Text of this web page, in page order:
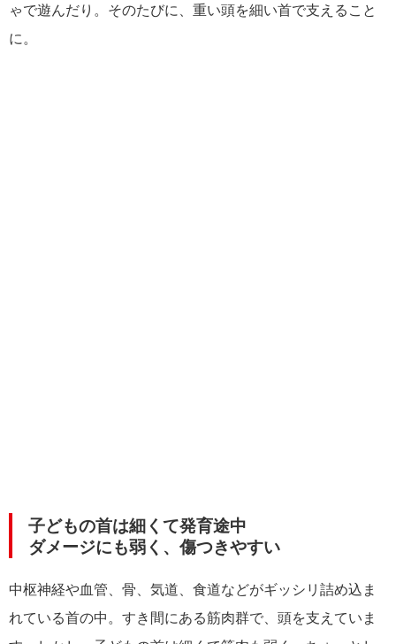
ゃで遊んだり。そのたびに、重い頭を細い首で支えること
に。
子どもの首は細くて発育途中
ダメージにも弱く、傷つきやすい
中枢神経や血管、骨、気道、食道などがギッシリ詰め込ま
れている首の中。すき間にある筋肉群で、頭を支えていま